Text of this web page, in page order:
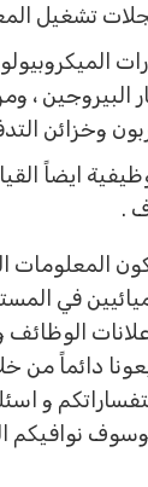
تشغيل
البيروجين ،
وخزائن
ايضاً
.
المعلومات
في
دائماً من
و
نوافيكم